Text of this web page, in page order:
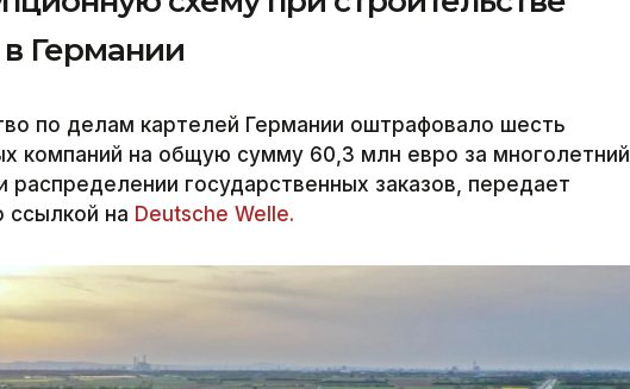
Германии
по делам картелей Германии оштрафовало шесть
компаний на общую сумму 60,3 млн евро за многолетний
распределении государственных заказов, передает
ссылкой на Deutsche Welle.